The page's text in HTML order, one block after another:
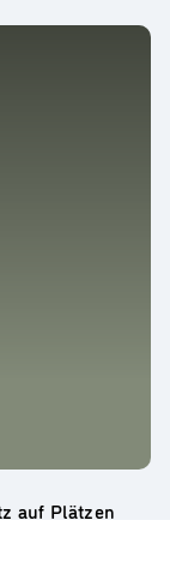
auf Plätzen